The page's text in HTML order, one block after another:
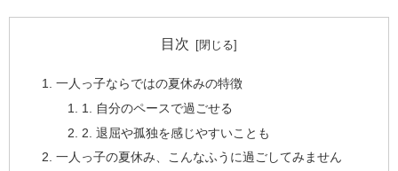
目次
一人っ子ならではの夏休みの特徴
1. 自分のペースで過ごせる
2. 退屈や孤独を感じやすいことも
一人っ子の夏休み、こんなふうに過ごしてみません